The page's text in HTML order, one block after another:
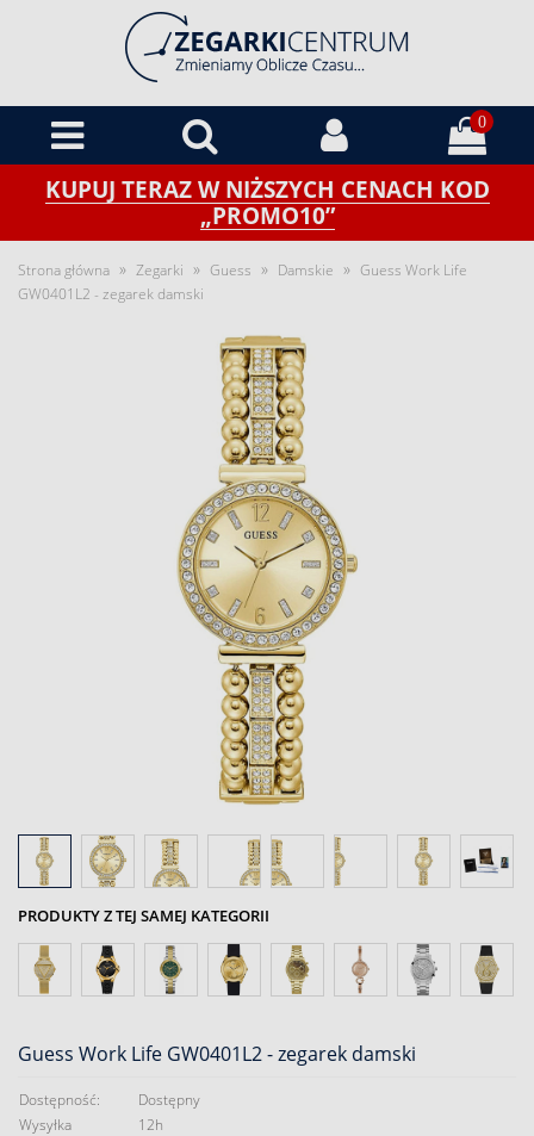
0
KUPUJ TERAZ W NIŻSZYCH CENACH KOD
„PROMO10”
Strona główna » Zegarki » Guess » Damskie » Guess Work Life
GW0401L2 - zegarek damski
PRODUKTY Z TEJ SAMEJ KATEGORII
Guess Work Life GW0401L2 - zegarek damski
Dostępność:
Dostępny
Wysyłka
12h